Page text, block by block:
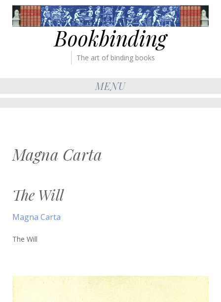
sale
Bookbinding
The art of binding books
MENU
Magna Carta
The Will
Magna Carta
The Will